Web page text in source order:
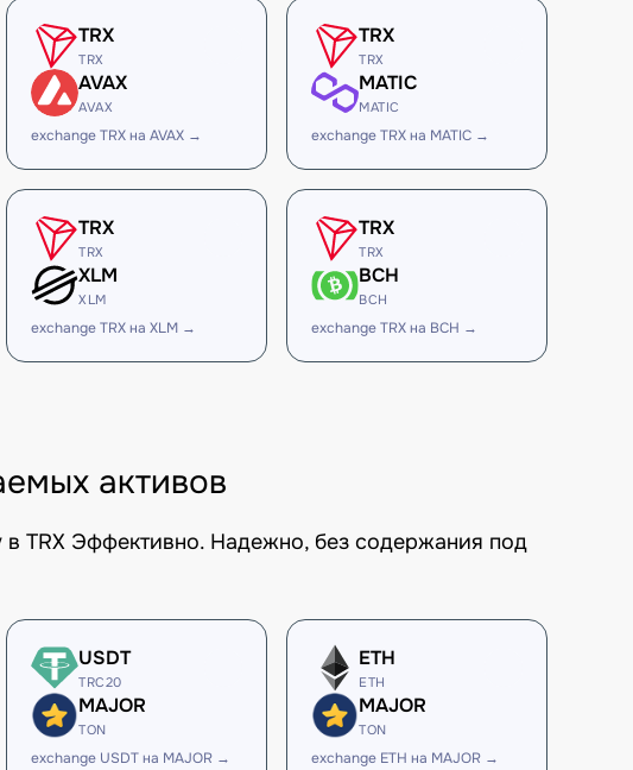
TRX
TRX
AVAX
AVAX
exchange TRX на AVAX →
TRX
TRX
MATIC
MATIC
exchange TRX на MATIC →
TRX
TRX
XLM
XLM
exchange TRX на XLM →
TRX
TRX
BCH
BCH
exchange TRX на BCH →
активов
TRX Эффективно. Надежно, без содержания под
USDT
TRC20
MAJOR
TON
exchange USDT на MAJOR →
ETH
ETH
MAJOR
TON
exchange ETH на MAJOR →